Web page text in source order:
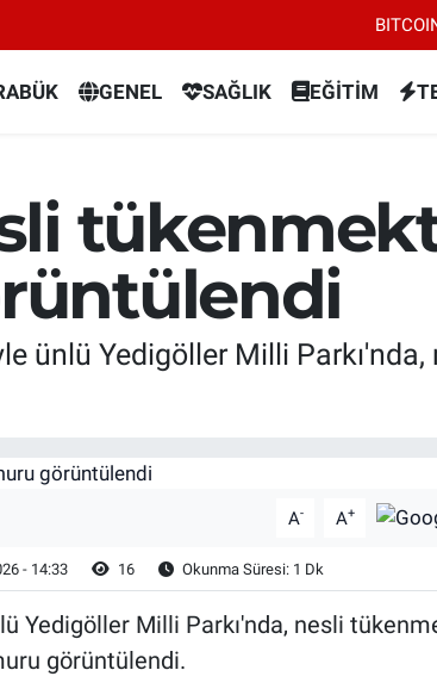
GRAM
GENEL SAĞLIK EĞİTİM
ünlü Yedigöller Milli
A- A+
- 14:33 16 Okunma Süresi: 1 Dk
Yedigöller Milli Parkı'nda, nesli
görüntülendi.